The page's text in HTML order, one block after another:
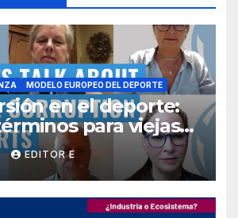
MODELO EUROPEO DEL DEPORTE
en el deporte:
para viejas
EDITOR E